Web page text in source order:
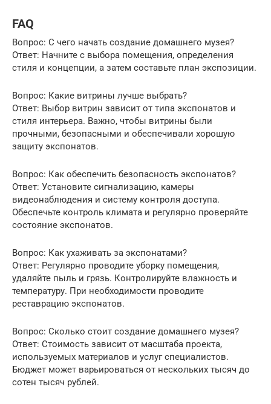
FAQ
Вопрос: С чего начать создание домашнего музея?
Ответ: Начните с выбора помещения, определения
стиля и концепции, а затем составьте план экспозиции.
Вопрос: Какие витрины лучше выбрать?
Ответ: Выбор витрин зависит от типа экспонатов и
стиля интерьера. Важно, чтобы витрины были
прочными, безопасными и обеспечивали хорошую
защиту экспонатов.
Вопрос: Как обеспечить безопасность экспонатов?
Ответ: Установите сигнализацию, камеры
видеонаблюдения и систему контроля доступа.
Обеспечьте контроль климата и регулярно проверяйте
состояние экспонатов.
Вопрос: Как ухаживать за экспонатами?
Ответ: Регулярно проводите уборку помещения,
удаляйте пыль и грязь. Контролируйте влажность и
температуру. При необходимости проводите
реставрацию экспонатов.
Вопрос: Сколько стоит создание домашнего музея?
Ответ: Стоимость зависит от масштаба проекта,
используемых материалов и услуг специалистов.
Бюджет может варьироваться от нескольких тысяч до
сотен тысяч рублей.